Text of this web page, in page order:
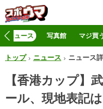
ニュース 写真館 マジ買
トップ ニュース ニュース
【香港カップ】
ール、現地表記